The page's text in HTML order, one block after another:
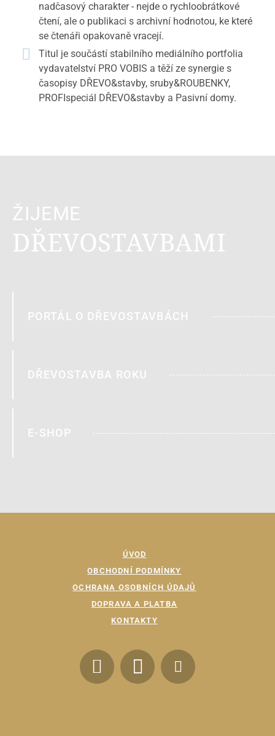
nadčasový charakter - nejde o rychloobrátkové
čtení, ale o publikaci s archivní hodnotou, ke které
se čtenáři opakovaně vracejí.
Titul je součástí stabilního mediálního portfolia
vydavatelství PRO VOBIS a těží ze synergie s
časopisy DŘEVO&stavby, sruby&ROUBENKY,
PROFIspeciál DŘEVO&stavby a Pasivní domy.
ŽIJEME
DŘEVOSTAVBAMI
PORTÁL O DŘEVOSTAVBÁCH
DŘEVOSTAVBA ROKU
E-SHOP
ÚVOD
OBCHODNÍ PODMÍNKY
OCHRANA OSOBNÍCH ÚDAJŮ
DOPRAVA A PLATBA
KONTAKTY